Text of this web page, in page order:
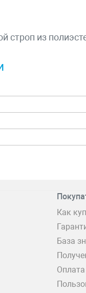
строп из
Как
База
Оплата